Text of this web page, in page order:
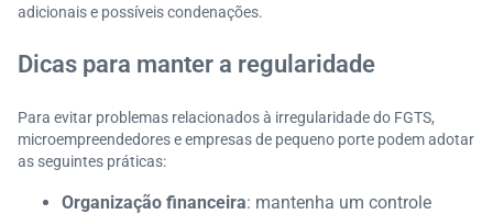
adicionais e possíveis condenações.​
Dicas para manter a regularidade
Para evitar problemas relacionados à irregularidade do FGTS,
microempreendedores e empresas de pequeno porte podem adotar
as seguintes práticas:
Organização financeira: mantenha um controle